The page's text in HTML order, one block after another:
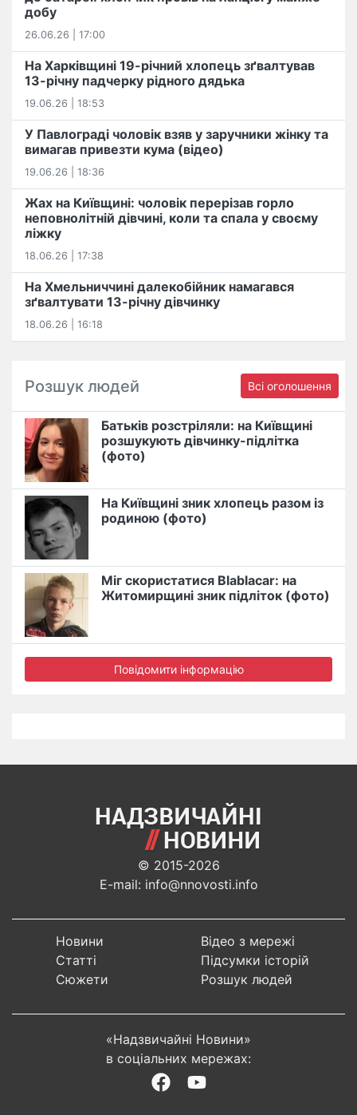
добу
26.06.26 | 17:00
На Харківщині 19-річний хлопець​ ️зґвалтував
13-річну падчерку рідного дядька
19.06.26 | 18:53
У Павлограді чоловік взяв у заручники жінку та
вимагав привезти кума (відео)
19.06.26 | 18:36
Жах на Київщині: чоловік перерізав горло
неповнолітній дівчині, коли та спала у своєму
ліжку
18.06.26 | 17:38
На Хмельниччині далекобійник намагався
зґвалтувати 13-річну дівчинку
18.06.26 | 16:18
Розшук людей Всі оголошення
Батьків розстріляли: на Київщині
розшукують дівчинку-підлітка
(фото)
На Київщині зник хлопець разом із
родиною (фото)
Міг скористатися Blablacar: на
Житомирщині зник підліток (фото)
Повідомити інформацію
© 2015-2026
E-mail: info@nnovosti.info
Новини
Статті
Сюжети
Відео з мережі
Підсумки історій
Розшук людей
«Надзвичайні Новини»
в соціальних мережах: